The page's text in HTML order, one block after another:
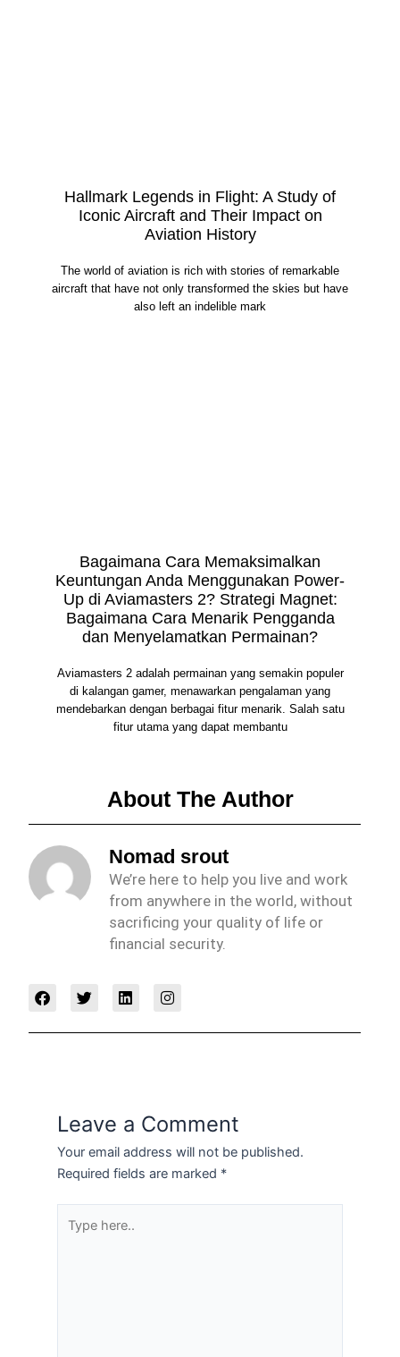
Hallmark Legends in Flight: A Study of
Iconic Aircraft and Their Impact on
Aviation History
The world of aviation is rich with stories of remarkable
aircraft that have not only transformed the skies but have
also left an indelible mark
Bagaimana Cara Memaksimalkan
Keuntungan Anda Menggunakan Power-
Up di Aviamasters 2? Strategi Magnet:
Bagaimana Cara Menarik Pengganda
dan Menyelamatkan Permainan?
Aviamasters 2 adalah permainan yang semakin populer
di kalangan gamer, menawarkan pengalaman yang
mendebarkan dengan berbagai fitur menarik. Salah satu
fitur utama yang dapat membantu
About The Author
Nomad srout
We’re here to help you live and work
from anywhere in the world, without
sacrificing your quality of life or
financial security.
F
a
e
T
w
t
L
i
k
I
n
t
Leave a Comment
Your email address will not be published.
Required fields are marked *
here..